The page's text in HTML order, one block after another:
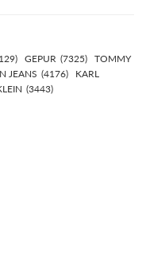
GEPUR (7325) TOMMY
JEANS (4176)
KARL
(3443)